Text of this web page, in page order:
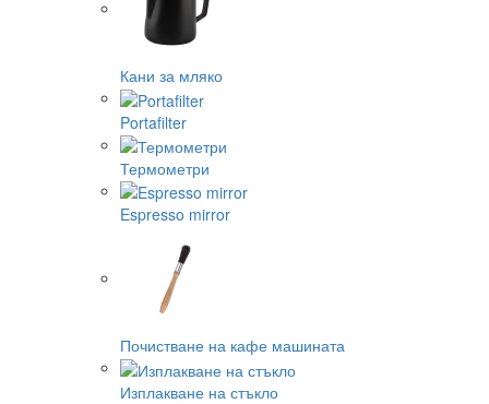
Кани за мляко
Portafilter
Термометри
Espresso mirror
Почистване на кафе машината
Изплакване на стъкло